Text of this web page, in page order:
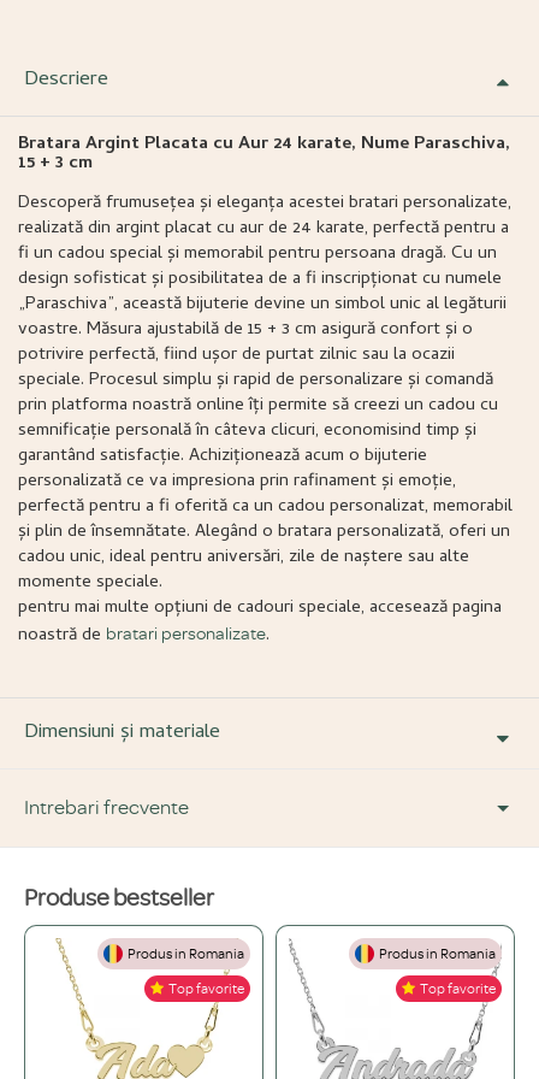
Descriere
Bratara Argint Placata cu Aur 24 karate, Nume Paraschiva,
15 + 3 cm
Descoperă frumusețea și eleganța acestei bratari personalizate,
realizată din argint placat cu aur de 24 karate, perfectă pentru a
fi un cadou special și memorabil pentru persoana dragă. Cu un
design sofisticat și posibilitatea de a fi inscripționat cu numele
„Paraschiva”, această bijuterie devine un simbol unic al legăturii
voastre. Măsura ajustabilă de 15 + 3 cm asigură confort și o
potrivire perfectă, fiind ușor de purtat zilnic sau la ocazii
speciale. Procesul simplu și rapid de personalizare și comandă
prin platforma noastră online îți permite să creezi un cadou cu
semnificație personală în câteva clicuri, economisind timp și
garantând satisfacție. Achiziționează acum o bijuterie
personalizată ce va impresiona prin rafinament și emoție,
perfectă pentru a fi oferită ca un cadou personalizat, memorabil
și plin de însemnătate. Alegând o bratara personalizată, oferi un
cadou unic, ideal pentru aniversări, zile de naștere sau alte
momente speciale.
pentru mai multe opțiuni de cadouri speciale, accesează pagina
noastră de bratari personalizate.
Dimensiuni și materiale
Intrebari frecvente
DESPRE PRODUS ȘI MATERIALE
Din ce materiale sunt fabricate bijuteriile voastre?
Folosim doar materiale de înaltă calitate, atent selecționate: Argint 925,
Aur de 14K și Oțel inoxidabil.
Ce înseamnă o bijuterie "placată" și care este diferența față de una din
aur masiv?
Produse bestseller
Produs in Romania
Top favorite
Produs in Romania
Top favorite